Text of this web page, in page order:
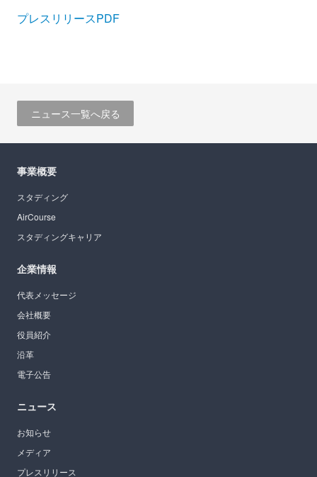
プレスリリースPDF
ニュース一覧へ戻る
事業概要
スタディング
AirCourse
スタディングキャリア
企業情報
代表メッセージ
会社概要
役員紹介
沿革
電子公告
ニュース
お知らせ
メディア
プレスリリース